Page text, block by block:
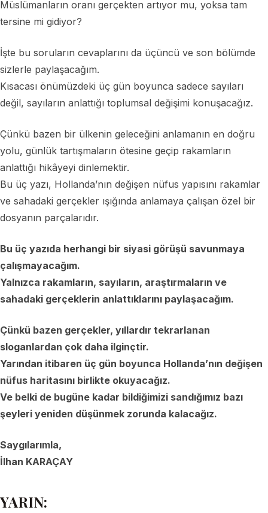
Müslümanların oranı gerçekten artıyor mu, yoksa tam
tersine mi gidiyor?
İşte bu soruların cevaplarını da üçüncü ve son bölümde
sizlerle paylaşacağım.
Kısacası önümüzdeki üç gün boyunca sadece sayıları
değil, sayıların anlattığı toplumsal değişimi konuşacağız.
Çünkü bazen bir ülkenin geleceğini anlamanın en doğru
yolu, günlük tartışmaların ötesine geçip rakamların
anlattığı hikâyeyi dinlemektir.
Bu üç yazı, Hollanda’nın değişen nüfus yapısını rakamlar
ve sahadaki gerçekler ışığında anlamaya çalışan özel bir
dosyanın parçalarıdır.
Bu üç yazıda herhangi bir siyasi görüşü savunmaya
çalışmayacağım.
Yalnızca rakamların, sayıların, araştırmaların ve
sahadaki gerçeklerin anlattıklarını paylaşacağım.
Çünkü bazen gerçekler, yıllardır tekrarlanan
sloganlardan çok daha ilginçtir.
Yarından itibaren üç gün boyunca Hollanda’nın değişen
nüfus haritasını birlikte okuyacağız.
Ve belki de bugüne kadar bildiğimizi sandığımız bazı
şeyleri yeniden düşünmek zorunda kalacağız.
Saygılarımla,
İlhan KARAÇAY
YARIN: